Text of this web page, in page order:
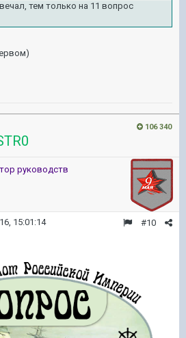
тем только на 11 вопрос
106 340
руководств
#10
15:01:14